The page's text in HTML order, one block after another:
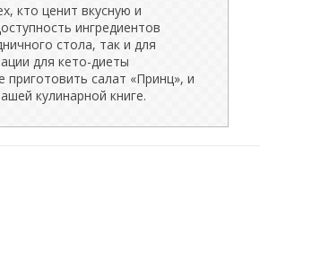
кто ценит вкусную и
ингредиентов
стола, так и для
для кето-диеты
приготовить салат «Принц», и
кулинарной книге.